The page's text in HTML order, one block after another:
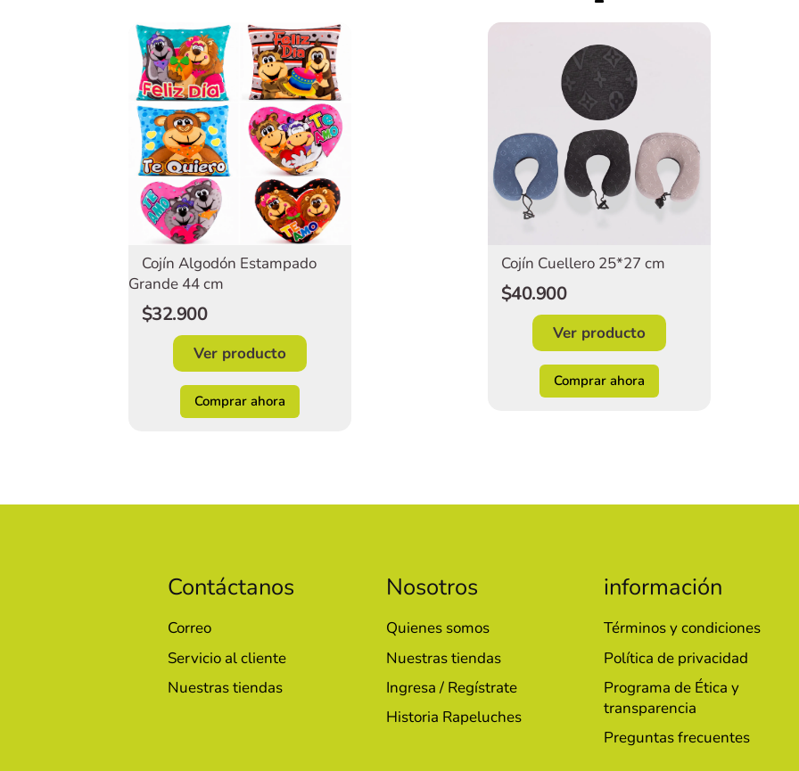
Cojín Algodón Estampado
Grande 44 cm
$32.900
Ver producto
Comprar ahora
Cojín Cuellero 25*27 cm
$40.900
Ver producto
Comprar ahora
Contáctanos
Correo
Servicio al cliente
Nuestras tiendas
Nosotros
Quienes somos
Nuestras tiendas
Ingresa / Regístrate
Historia Rapeluches
información
Términos y condiciones
Política de privacidad
Programa de Ética y
transparencia
Preguntas frecuentes